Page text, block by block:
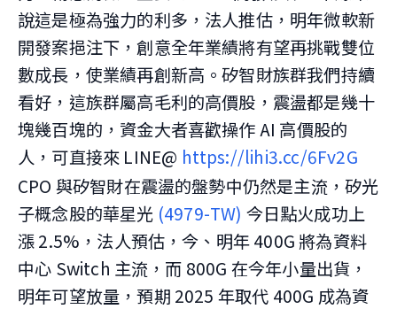
說這是極為強力的利多，法人推估，明年微軟新
開發案挹注下，創意全年業績將有望再挑戰雙位
數成長，使業績再創新高。矽智財族群我們持續
看好，這族群屬高毛利的高價股，震盪都是幾十
塊幾百塊的，資金大者喜歡操作 AI 高價股的
人，可直接來 LINE@ https://lihi3.cc/6Fv2G
CPO 與矽智財在震盪的盤勢中仍然是主流，矽光
子概念股的華星光 (4979-TW) 今日點火成功上
漲 2.5%，法人預估，今、明年 400G 將為資料
中心 Switch 主流，而 800G 在今年小量出貨，
明年可望放量，預期 2025 年取代 400G 成為資